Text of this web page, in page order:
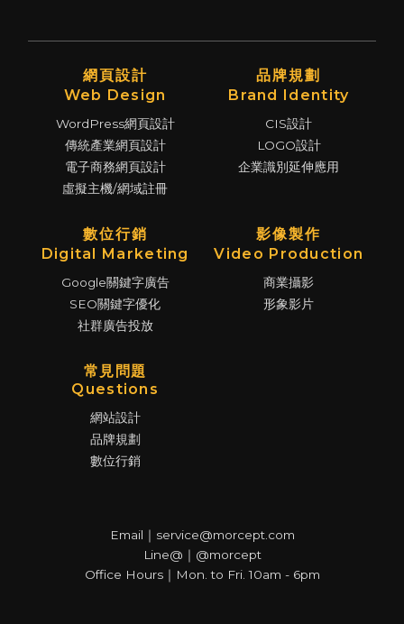
網頁設計
Web Design
WordPress網頁設計
傳統產業網頁設計
電子商務網頁設計
虛擬主機/網域註冊
品牌規劃
Brand Identity
CIS設計
LOGO設計
企業識別延伸應用
數位行銷
Digital Marketing
Google關鍵字廣告
SEO關鍵字優化
社群廣告投放
影像製作
Video Production
商業攝影
形象影片
常見問題
Questions
網站設計
品牌規劃
數位行銷
Email｜service@morcept.com
Line@｜@morcept
Office Hours｜Mon. to Fri. 10am - 6pm